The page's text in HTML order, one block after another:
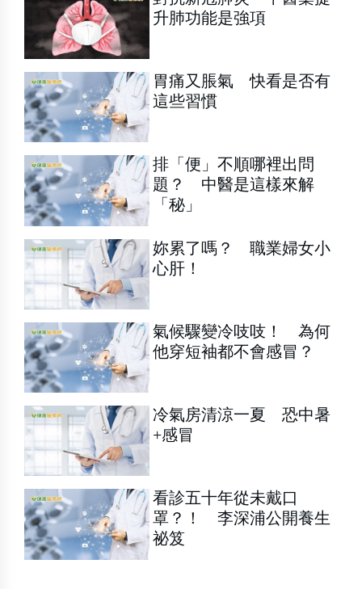
升肺功能是強項
胃痛又脹氣 快看是否有
這些習慣
排「便」不順哪裡出問
題？ 中醫是這樣來解
「秘」
妳累了嗎？ 職業婦女小
心肝！
氣候驟變冷吱吱！ 為何
他穿短袖都不會感冒？
冷氣房清涼一夏 恐中暑
+感冒
看診五十年從未戴口
罩？！ 李深浦公開養生
祕笈